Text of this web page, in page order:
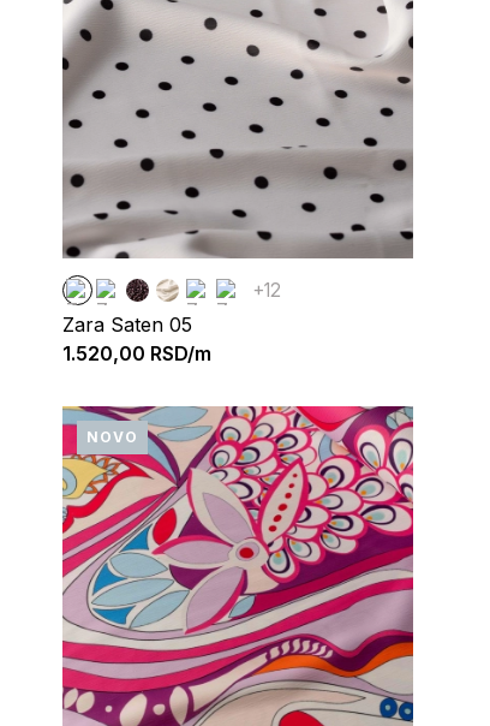
+12
Zara Saten 05
1.520,00 RSD/m
NOVO